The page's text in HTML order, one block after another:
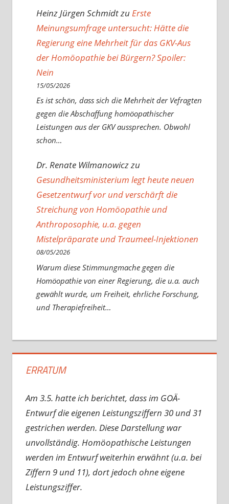
Heinz Jürgen SchmidtzuErste
Meinungsumfrage untersucht: Hätte die
Regierung eine Mehrheit für das GKV-Aus
der Homöopathie bei Bürgern? Spoiler:
Nein
15/05/2026
Es ist schön, dass sich die Mehrheit der Vefragten
gegen die Abschaffung homöopathischer
Leistungen aus der GKV aussprechen. Obwohl
schon…
Dr. Renate Wilmanowiczzu
Gesundheitsministerium legt heute neuen
Gesetzentwurf vor und verschärft die
Streichung von Homöopathie und
Anthroposophie, u.a. gegen
Mistelpräparate und Traumeel-Injektionen
08/05/2026
Warum diese Stimmungmache gegen die
Homöopathie von einer Regierung, die u.a. auch
gewählt wurde, um Freiheit, ehrliche Forschung,
und Therapiefreiheit…
ERRATUM
Am 3.5. hatte ich berichtet, dass im GOÄ-
Entwurf die eigenen Leistungsziffern 30 und 31
gestrichen werden. Diese Darstellung war
unvollständig. Homöopathische Leistungen
werden im Entwurf weiterhin erwähnt (u.a. bei
Ziffern 9 und 11), dort jedoch ohne eigene
Leistungsziffer.